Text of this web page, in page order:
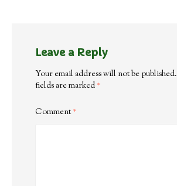
Leave a Reply
Your email address will not be published.
fields are marked *
Comment*